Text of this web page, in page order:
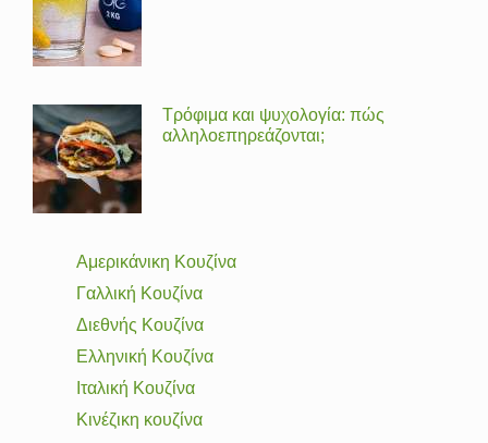
Τρόφιμα και ψυχολογία: πώς
αλληλοεπηρεάζονται;
Αμερικάνικη Κουζίνα
Γαλλική Κουζίνα
Διεθνής Κουζίνα
Ελληνική Κουζίνα
Ιταλική Κουζίνα
Κινέζικη κουζίνα